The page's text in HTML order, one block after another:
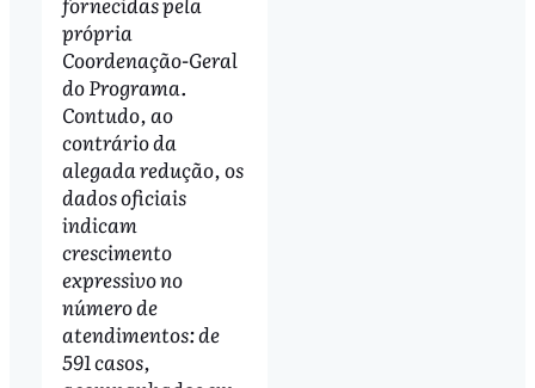
própria
Coordenação-Geral
do Programa.
Contudo, ao
contrário da
alegada redução, os
dados oficiais
indicam
crescimento
expressivo no
número de
atendimentos: de
591 casos,